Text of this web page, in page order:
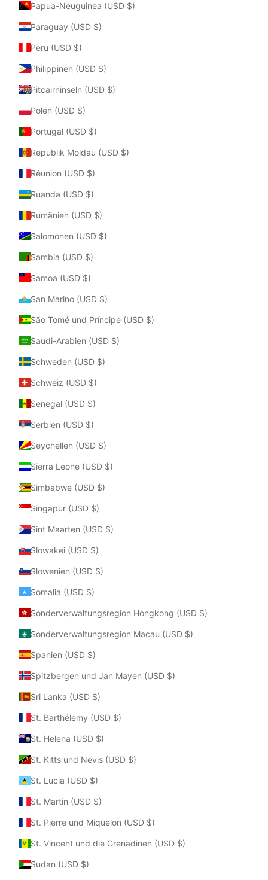
Papua-Neuguinea (USD $)
Paraguay (USD $)
Peru (USD $)
Philippinen (USD $)
Pitcairninseln (USD $)
Polen (USD $)
Portugal (USD $)
Republik Moldau (USD $)
Réunion (USD $)
Ruanda (USD $)
Rumänien (USD $)
Salomonen (USD $)
Sambia (USD $)
Samoa (USD $)
San Marino (USD $)
São Tomé und Príncipe (USD $)
Saudi-Arabien (USD $)
Schweden (USD $)
Schweiz (USD $)
Senegal (USD $)
Serbien (USD $)
Seychellen (USD $)
Sierra Leone (USD $)
Simbabwe (USD $)
Singapur (USD $)
Sint Maarten (USD $)
Slowakei (USD $)
Slowenien (USD $)
Somalia (USD $)
Sonderverwaltungsregion Hongkong (USD $)
Sonderverwaltungsregion Macau (USD $)
Spanien (USD $)
Spitzbergen und Jan Mayen (USD $)
Sri Lanka (USD $)
St. Barthélemy (USD $)
St. Helena (USD $)
St. Kitts und Nevis (USD $)
St. Lucia (USD $)
St. Martin (USD $)
St. Pierre und Miquelon (USD $)
St. Vincent und die Grenadinen (USD $)
Sudan (USD $)